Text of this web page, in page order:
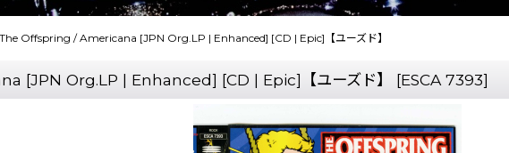
The Offspring / Americana [JPN Org.LP | Enhanced] [CD | Epic]【ユーズド】
[JPN Org.LP | Enhanced] [CD | Epic]【ユーズド】 [ESCA 7393]